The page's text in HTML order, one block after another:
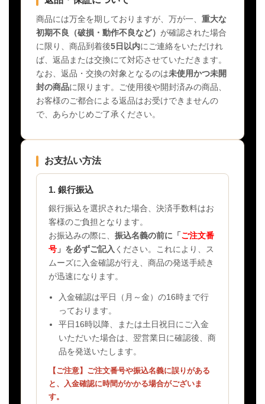
商品には万全を期しておりますが、万が一、 重大な
初期不良（破損・動作不良など） が確認された場合
に限り、商品到着後5日以内にご連絡をいただけれ
ば、返品または交換にて対応させていただきます。
なお、返品・交換の対象となるのは未使用かつ未開
封の商品に限ります。ご使用後や開封済みの商品、
お客様のご都合による返品はお受けできませんの
で、あらかじめご了承ください。
お支払い方法
1. 銀行振込
銀行振込を選択された場合、決済手数料はお
客様のご負担となります。
お振込みの際に、 振込名義の前に「 ご注文番
号 」を必ずご記入 ください。これにより、ス
ムーズに入金確認が行え、商品の発送手続き
が迅速になります。
入金確認は平日（月～金）の16時まで行
っております。
平日16時以降、または土日祝日にご入金
いただいた場合は、翌営業日に確認後、商
品を発送いたします。
【ご注意】ご注文番号や振込名義に誤りがある
と、入金確認に時間がかかる場合がございま
す。